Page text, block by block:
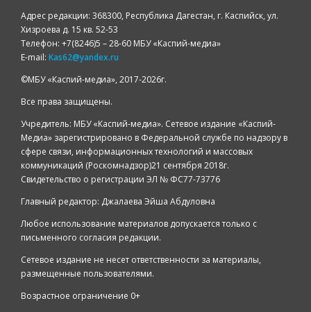
Адрес редакции: 368300, Республика Дагестан, г. Каспийск, ул.
Хизроева д. 15 кв. 52-53
Телефон: +7(8246)5 – 28-60 МБУ «Каспий-медиа»
E-mail: Kas62@yandex.ru
©️МБУ «Каспий-медиа», 2017-2026г.
Все права защищены.
Учредитель: МБУ «Каспий-медиа». Сетевое издание «Каспий-
Медиа» зарегистрировано в Федеральной службе по надзору в
сфере связи, информационных технологий и массовых
коммуникаций (Роскомнадзор)21 сентября 2018г.
Свидетельство о регистрации ЭЛ № ФС77-73776
Главный редактор: Джалаева Эйша Абдуловна
Любое использование материалов допускается только с
письменного согласия редакции.
Сетевое издание не несет ответственности за материалы,
размещенные пользователями.
Возрастное ограничение 0+